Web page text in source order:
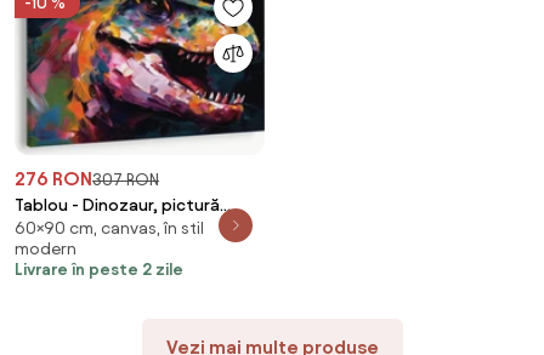
276 RON307 RON
Tablou - Dinozaur, pictură
(90x60 cm)
60×90 cm, canvas, în stil
modern
Livrare în peste 2 zile
Vezi mai multe produse